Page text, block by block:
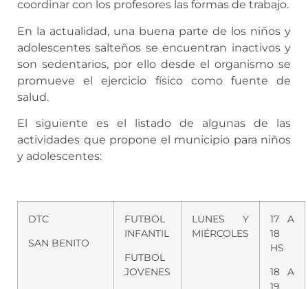
coordinar con los profesores las formas de trabajo.
En la actualidad, una buena parte de los niños y
adolescentes salteños se encuentran inactivos y
son sedentarios, por ello desde el organismo se
promueve el ejercicio físico como fuente de
salud.
El siguiente es el listado de algunas de las
actividades que propone el municipio para niños
y adolescentes:
DTC
SAN BENITO
FUTBOL
INFANTIL
FUTBOL
JOVENES
LUNES Y
MIÉRCOLES
17 A
18
HS
18 A
19